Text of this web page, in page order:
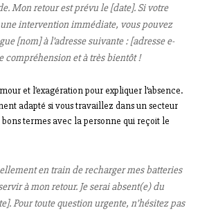
Mon retour est prévu le [date]. Si votre
intervention immédiate, vous pouvez
[nom] à l’adresse suivante : [adresse e-
compréhension et à très bientôt !
et l’exagération pour expliquer l’absence.
adapté si vous travaillez dans un secteur
termes avec la personne qui reçoit le
en train de recharger mes batteries
à mon retour. Je serai absent(e) du
Pour toute question urgente, n’hésitez pas